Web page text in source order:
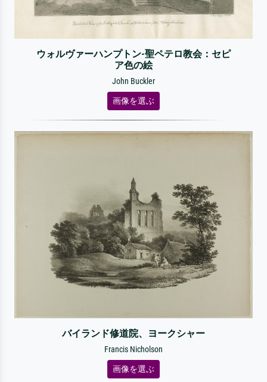
ウォルヴァーハンプトン-聖ペテロ教会：セピ
ア色の絵
John Buckler
画像を選ぶ
バイランド修道院、ヨークシャー
Francis Nicholson
画像を選ぶ